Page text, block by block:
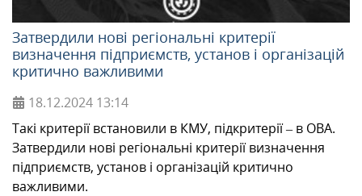
Затвердили нові регіональні критерії
визначення підприємств, установ і організацій
критично важливими
18.12.2024 13:14
Такі критерії встановили в КМУ, підкритерії – в ОВА.
Затвердили нові регіональні критерії визначення
підприємств, установ і організацій критично
важливими.